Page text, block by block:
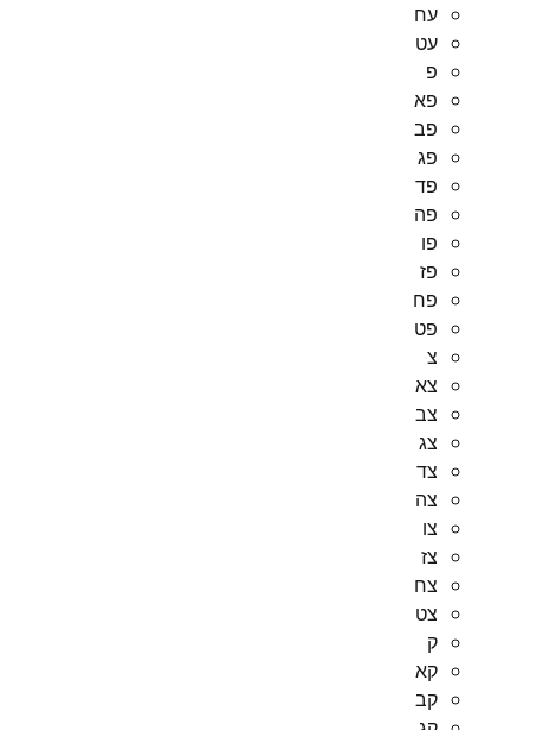
עח
עט
פ
פא
פב
פג
פד
פה
פו
פז
פח
פט
צ
צא
צב
צג
צד
צה
צו
צז
צח
צט
ק
קא
קב